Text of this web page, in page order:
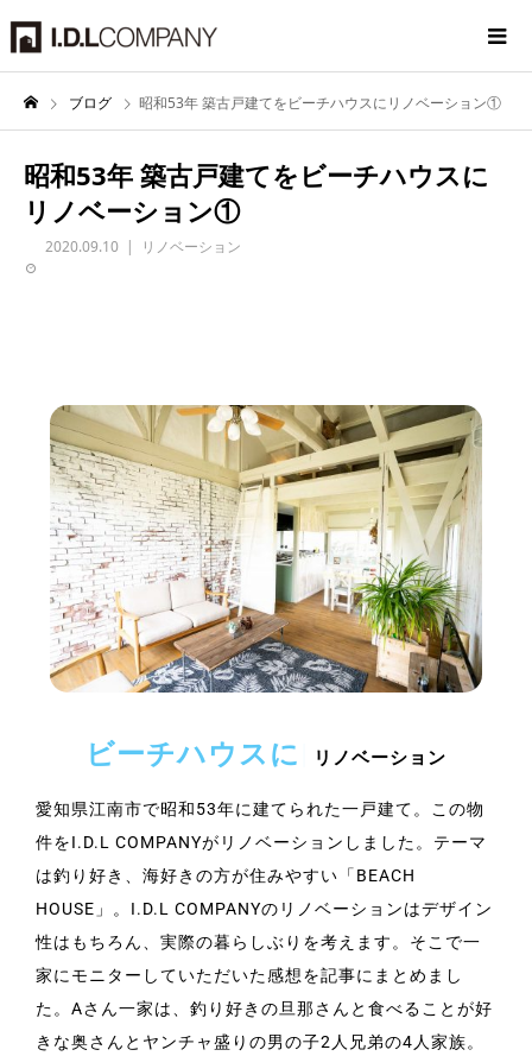
ブログ 昭和53年 築古戸建てをビーチハウスにリノベーション①
昭和53年 築古戸建てをビーチハウスに
リノベーション①
2020.09.10 リノベーション
ビーチハウスに リノベーション
愛知県江南市で昭和53年に建てられた一戸建て。この物
件をI.D.L COMPANYがリノベーションしました。テーマ
は釣り好き、海好きの方が住みやすい「BEACH
HOUSE」。I.D.L COMPANYのリノベーションはデザイン
性はもちろん、実際の暮らしぶりを考えます。そこで一
家にモニターしていただいた感想を記事にまとめまし
た。Aさん一家は、釣り好きの旦那さんと食べることが好
きな奥さんとヤンチャ盛りの男の子2人兄弟の4人家族。